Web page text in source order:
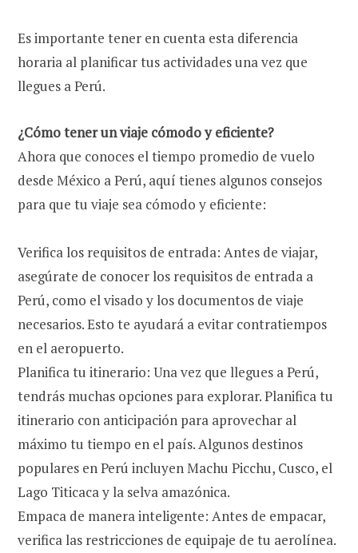
Es importante tener en cuenta esta diferencia
horaria al planificar tus actividades una vez que
llegues a Perú.
¿Cómo tener un viaje cómodo y eficiente?
Ahora que conoces el tiempo promedio de vuelo
desde México a Perú, aquí tienes algunos consejos
para que tu viaje sea cómodo y eficiente:
Verifica los requisitos de entrada: Antes de viajar,
asegúrate de conocer los requisitos de entrada a
Perú, como el visado y los documentos de viaje
necesarios. Esto te ayudará a evitar contratiempos
en el aeropuerto.
Planifica tu itinerario: Una vez que llegues a Perú,
tendrás muchas opciones para explorar. Planifica tu
itinerario con anticipación para aprovechar al
máximo tu tiempo en el país. Algunos destinos
populares en Perú incluyen Machu Picchu, Cusco, el
Lago Titicaca y la selva amazónica.
Empaca de manera inteligente: Antes de empacar,
verifica las restricciones de equipaje de tu aerolínea.